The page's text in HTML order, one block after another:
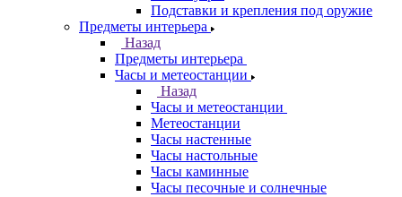
Подставки и крепления под оружие
Предметы интерьера
Назад
Предметы интерьера
Часы и метеостанции
Назад
Часы и метеостанции
Метеостанции
Часы настенные
Часы настольные
Часы каминные
Часы песочные и солнечные